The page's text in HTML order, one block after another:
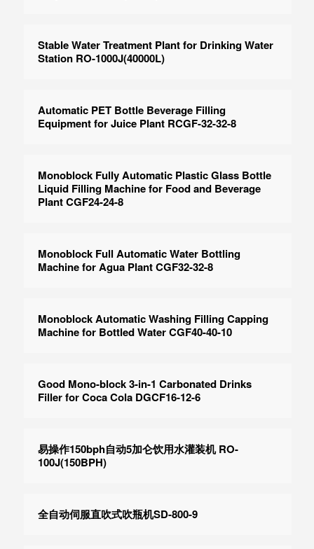
Stable Water Treatment Plant for Drinking Water
Station RO-1000J(40000L)
Automatic PET Bottle Beverage Filling
Equipment for Juice Plant RCGF-32-32-8
Monoblock Fully Automatic Plastic Glass Bottle
Liquid Filling Machine for Food and Beverage
Plant CGF24-24-8
Monoblock Full Automatic Water Bottling
Machine for Agua Plant CGF32-32-8
Monoblock Automatic Washing Filling Capping
Machine for Bottled Water CGF40-40-10
Good Mono-block 3-in-1 Carbonated Drinks
Filler for Coca Cola DGCF16-12-6
易操作150bph自动5加仑饮用水灌装机 RO-
100J(150BPH)
全自动伺服直吹式吹瓶机SD-800-9